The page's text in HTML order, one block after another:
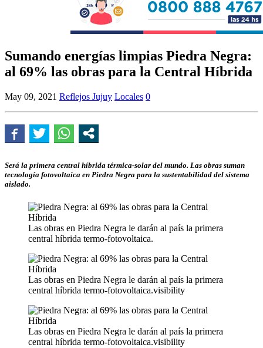
Sumando energías limpias Piedra Negra:
al 69% las obras para la Central Híbrida
May 09, 2021 Reflejos Jujuy Locales 0
Será la primera central híbrida térmica-solar del mundo. Las obras suman
tecnología fotovoltaica en Piedra Negra para la sustentabilidad del sistema
aislado.
Las obras en Piedra Negra le darán al país la primera
central híbrida termo-fotovoltaica.
Las obras en Piedra Negra le darán al país la primera
central híbrida termo-fotovoltaica.visibility
Las obras en Piedra Negra le darán al país la primera
central híbrida termo-fotovoltaica.visibility